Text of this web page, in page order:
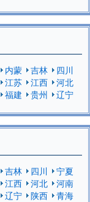
内蒙 吉林
四川
江苏 江西
河北
福建 贵州
辽宁
吉林 四川
宁夏
江西 河北
河南
辽宁 陕西
青海